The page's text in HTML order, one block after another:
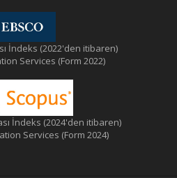
İndeks (2022'den itibaren)
Services (Form 2022)
İndeks (2024'den itibaren)
Services (Form 2024)